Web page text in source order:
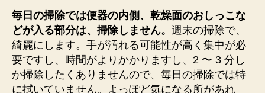
毎日の掃除では便器の内側、乾燥面のおしっこな
どが入る部分は、掃除しません。 週末の掃除で、
綺麗にします。手が汚れる可能性が高く集中が必
要ですし、時間がよりかかりますし、2 〜 3 分し
か掃除したくありませんので、毎日の掃除では特
に拭いていません。よっぽど気になる所があれ